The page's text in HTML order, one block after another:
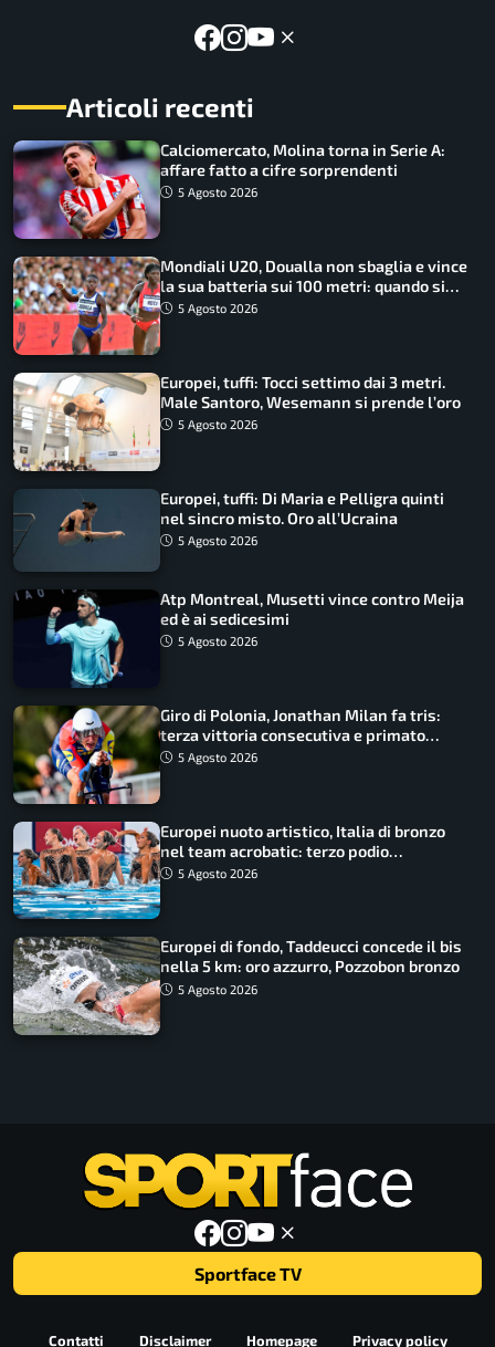
Articoli recenti
Calciomercato, Molina torna in Serie A:
affare fatto a cifre sorprendenti
5 Agosto 2026
Mondiali U20, Doualla non sbaglia e vince
la sua batteria sui 100 metri: quando si
disputano le finali
5 Agosto 2026
Europei, tuffi: Tocci settimo dai 3 metri.
Male Santoro, Wesemann si prende l’oro
5 Agosto 2026
Europei, tuffi: Di Maria e Pelligra quinti
nel sincro misto. Oro all’Ucraina
5 Agosto 2026
Atp Montreal, Musetti vince contro Meija
ed è ai sedicesimi
5 Agosto 2026
Giro di Polonia, Jonathan Milan fa tris:
terza vittoria consecutiva e primato
rafforzato
5 Agosto 2026
Europei nuoto artistico, Italia di bronzo
nel team acrobatic: terzo podio
consecutivo
5 Agosto 2026
Europei di fondo, Taddeucci concede il bis
nella 5 km: oro azzurro, Pozzobon bronzo
5 Agosto 2026
Sportface TV
Contatti Disclaimer Homepage Privacy policy